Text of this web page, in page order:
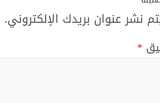
نشر عنوان بريدك الإلكتروني.
*